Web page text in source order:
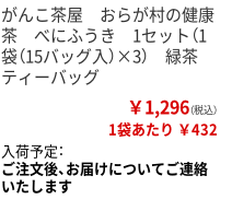
がんこ茶屋 おらが村の健康
茶 べにふうき 1セット（1
袋（15バッグ入）×3） 緑茶
ティーバッグ
￥1,296（税込）
1袋あたり ￥432
入荷予定：
ご注文後、お届けについてご連絡
いたします